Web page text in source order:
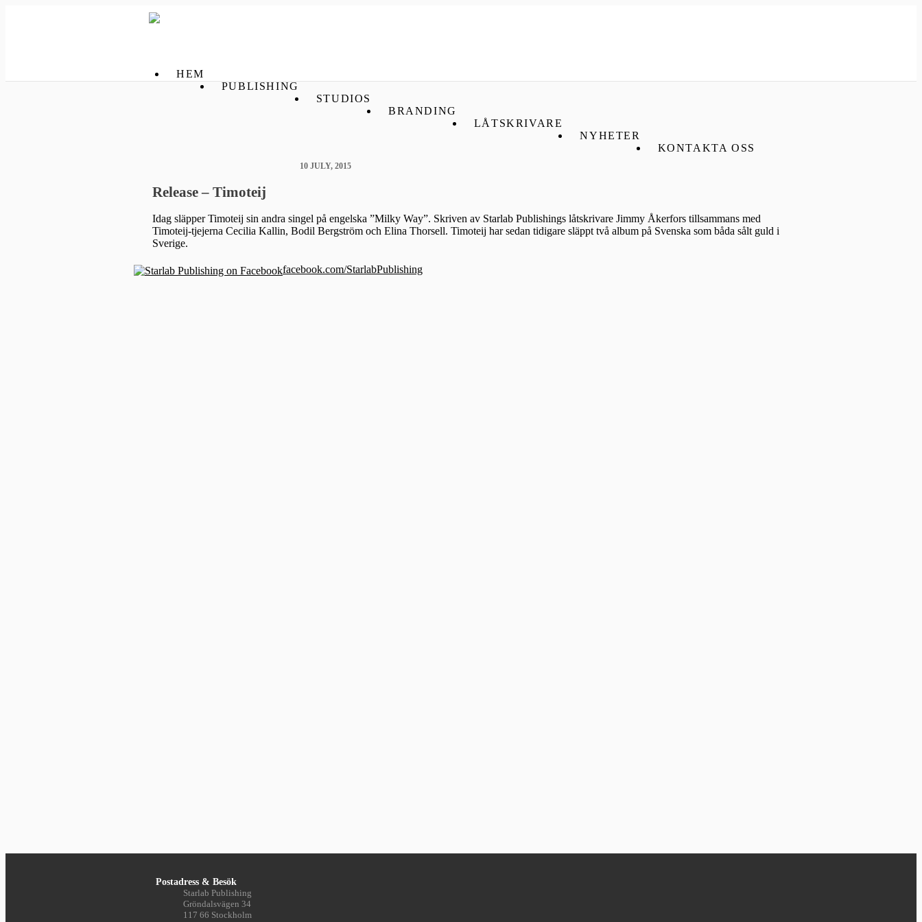
HEM
PUBLISHING
STUDIOS
BRANDING
LÅTSKRIVARE
NYHETER
KONTAKTA OSS
10 JULY, 2015
Release – Timoteij
Idag släpper Timoteij sin andra singel på engelska ”Milky Way”. Skriven av Starlab Publishings låtskrivare Jimmy Åkerfors tillsammans med
Timoteij-tjejerna Cecilia Kallin, Bodil Bergström och Elina Thorsell. Timoteij har sedan tidigare släppt två album på Svenska som båda sålt guld i
Sverige.
facebook.com/StarlabPublishing
Postadress & Besök
Starlab Publishing
Gröndalsvägen 34
117 66 Stockholm